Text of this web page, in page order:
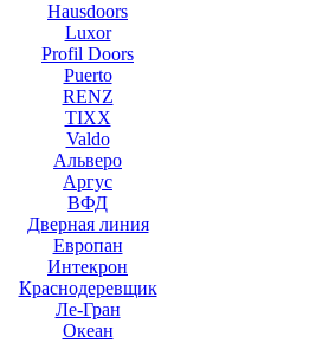
Hausdoors
Luxor
Profil Doors
Puerto
RENZ
TIXX
Valdo
Альверо
Аргус
ВФД
Дверная линия
Европан
Интекрон
Краснодеревщик
Ле-Гран
Океан